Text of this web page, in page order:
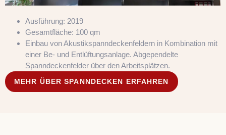
Ausführung: 2019
Gesamtfläche: 100 qm
Einbau von Akustikspanndeckenfeldern in Kombination mit
einer Be- und Entlüftungsanlage. Abgependelte
Spanndeckenfelder über den Arbeitsplätzen.
MEHR ÜBER SPANNDECKEN ERFAHREN